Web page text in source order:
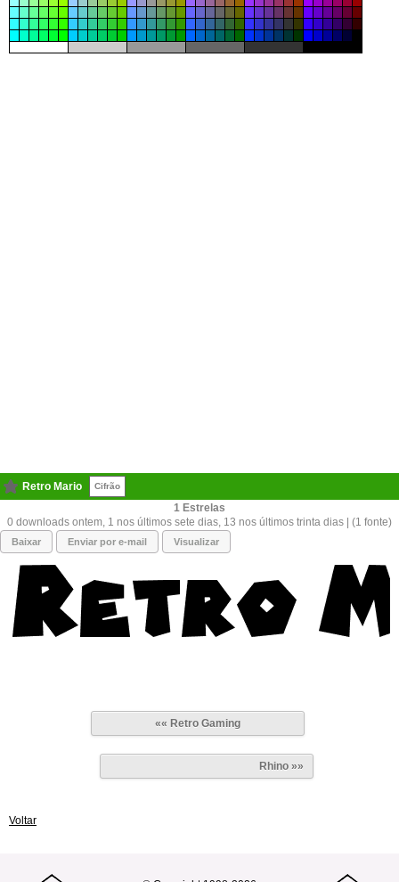
Retro Mario Cifrão
1
0 downloads ontem, 1 nos últimos sete dias, 13 nos últimos trinta dias | (1 fonte)
Baixar Enviar por e-mail Visualizar
«« Retro Gaming
Rhino »»
Voltar